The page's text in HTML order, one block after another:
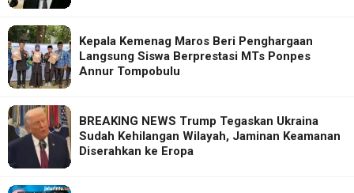
Kepala Kemenag Maros Beri Penghargaan
Langsung Siswa Berprestasi MTs Ponpes
Annur Tompobulu
BREAKING NEWS Trump Tegaskan Ukraina
Sudah Kehilangan Wilayah, Jaminan Keamanan
Diserahkan ke Eropa